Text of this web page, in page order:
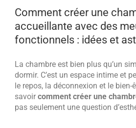
Comment créer une
accueillante avec des
fonctionnels : idées et
La chambre est bien plus qu’un
dormir. C’est un espace intime et
le repos, la déconnexion et le bien-
savoir comment créer une
pas seulement une question